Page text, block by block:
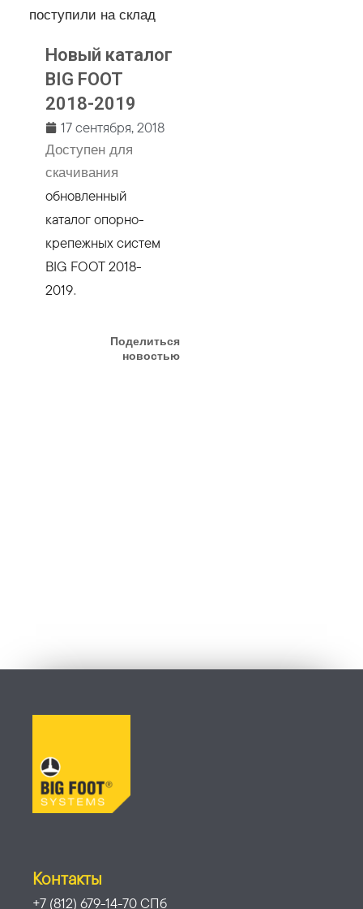
поступили на склад
Новый каталог
BIG FOOT
2018-2019
17 сентября, 2018
Доступен для
скачивания
обновленный
каталог опорно-
крепежных систем
BIG FOOT 2018-
2019.
Поделиться
новостью
Контакты
+7 (812) 679-14-70 СПб